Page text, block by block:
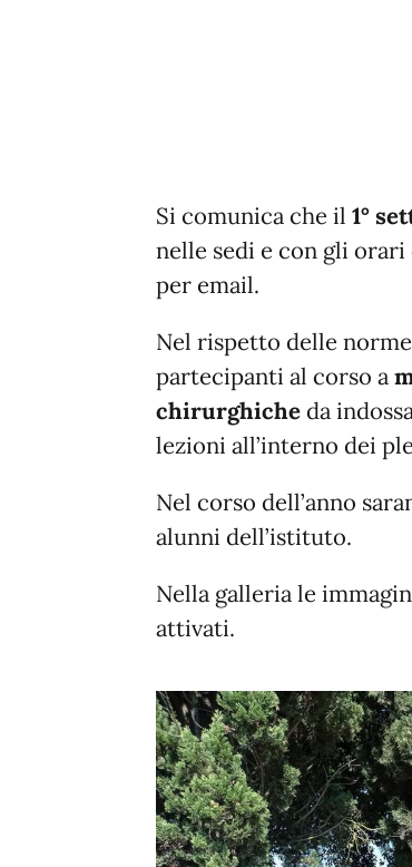
Si comunica che il 1°
nelle sedi e con gli
per email.
Nel rispetto delle
partecipanti al corso a
chirurghicheda
lezioni all’interno dei
Nel corso dell’anno
alunni dell’istituto.
Nella galleria le
attivati.